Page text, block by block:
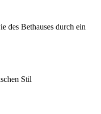
des Bethauses durch ein
Stil